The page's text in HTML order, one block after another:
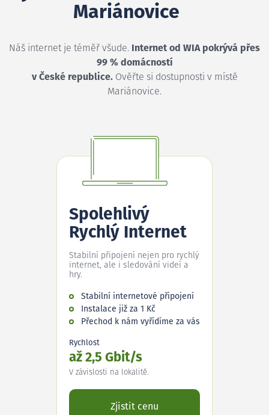
Mariánovice
Náš internet je téměř všude. Internet od WIA pokrývá přes
99 % domácností
v České republice.Ověřte si dostupnosti v místě
Mariánovice.
Spolehlivý
Rychlý Internet
Stabilní připojení nejen pro rychlý
internet, ale i sledování videí a
hry.
Stabilní internetové připojení
Instalace již za 1 Kč
Přechod k nám vyřídíme za vás
Rychlost
až 2,5 Gbit/s
V závislosti na lokalitě.
Zjistit cenu